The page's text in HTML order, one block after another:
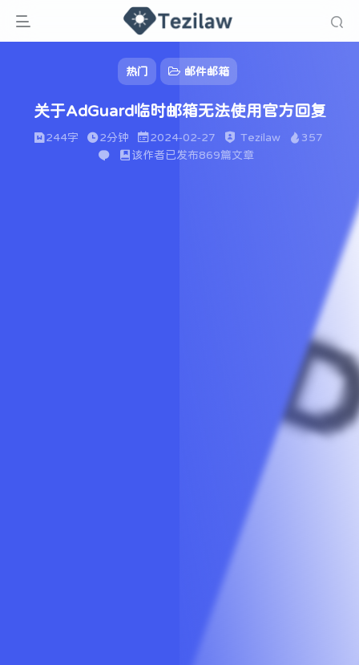
热门 邮件邮箱
关于AdGuard临时邮箱无法使用官方回复
244字 2分钟 2024-02-27 Tezilaw
357
该作者已发布869篇文章